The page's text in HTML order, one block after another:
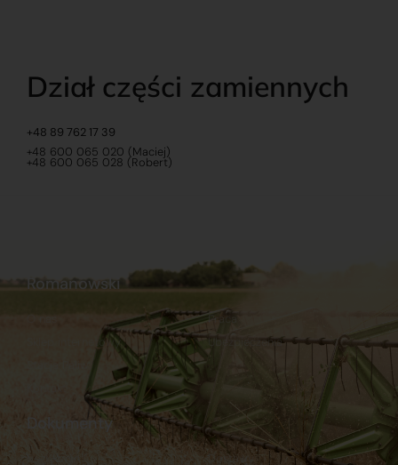
Dział części zamiennych
+48 89 762 17 39
+48 600 065 020 (Maciej)
+48 600 065 028 (Robert)
Dokumenty
Regulamin Dostawy
Romanowski
Sklep internetowy
Praca
Ubezpieczenia